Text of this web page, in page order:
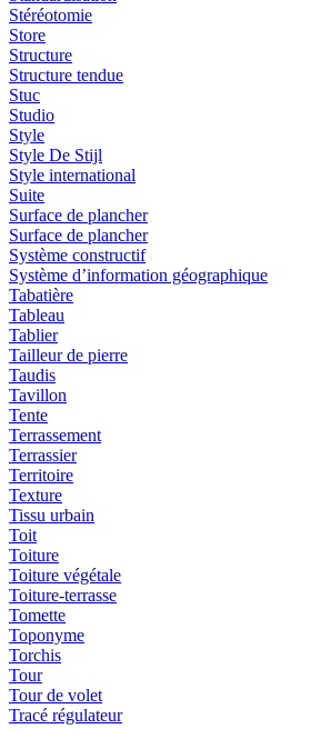
Stéréotomie
Store
Structure
Structure tendue
Stuc
Studio
Style
Style De Stijl
Style international
Suite
Surface de plancher
Surface de plancher
Système constructif
Système d’information géographique
Tabatière
Tableau
Tablier
Tailleur de pierre
Taudis
Tavillon
Tente
Terrassement
Terrassier
Territoire
Texture
Tissu urbain
Toit
Toiture
Toiture végétale
Toiture-terrasse
Tomette
Toponyme
Torchis
Tour
Tour de volet
Tracé régulateur